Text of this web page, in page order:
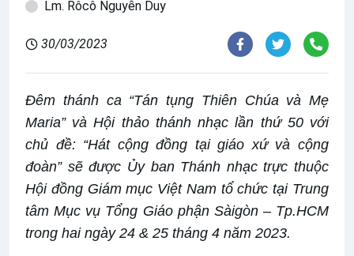
Lm. Rôcô Nguyễn Duy
30/03/2023
Đêm thánh ca “Tán tụng Thiên Chúa và Mẹ
Maria” và Hội thảo thánh nhạc lần thứ 50 với
chủ đề: “Hát cộng đồng tại giáo xứ và cộng
đoàn” sẽ được Ủy ban Thánh nhạc trực thuộc
Hội đồng Giám mục Việt Nam tổ chức tại Trung
tâm Mục vụ Tổng Giáo phận Sàigòn – Tp.HCM
trong hai ngày 24 & 25 tháng 4 năm 2023.